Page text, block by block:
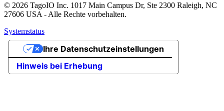
© 2026 TagoIO Inc. 1017 Main Campus Dr, Ste 2300 Raleigh, NC
27606 USA - Alle Rechte vorbehalten.
Systemstatus
Hinweis bei Erhebung
Ihre Datenschutzeinstellungen